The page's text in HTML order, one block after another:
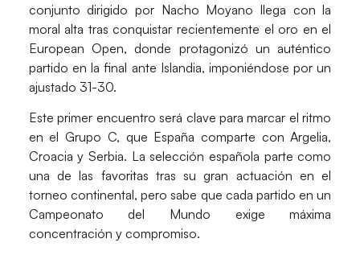
conjunto dirigido por Nacho Moyano llega con la
moral alta tras conquistar recientemente el oro en el
European Open, donde protagonizó un auténtico
partido en la final ante Islandia, imponiéndose por un
ajustado 31-30.
Este primer encuentro será clave para marcar el ritmo
en elGrupo C, que España comparte conArgelia,
Croacia ySerbia. La selección española parte como
una de las favoritas tras su gran actuación en el
torneo continental, pero sabe que cada partido en un
Campeonato del Mundo exige máxima
concentración y compromiso.